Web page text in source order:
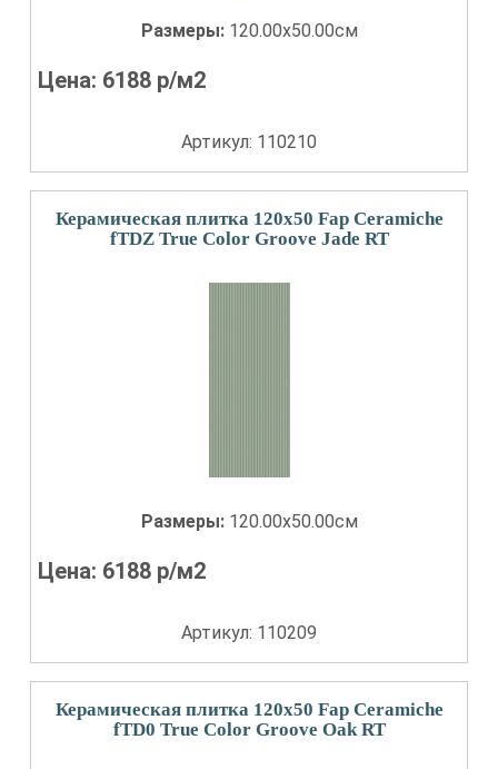
Размеры: 120.00x50.00см
Цена: 6188 р/м2
Артикул: 110210
Керамическая плитка 120x50 Fap Ceramiche
fTDZ True Color Groove Jade RT
Размеры: 120.00x50.00см
Цена: 6188 р/м2
Артикул: 110209
Керамическая плитка 120x50 Fap Ceramiche
fTD0 True Color Groove Oak RT